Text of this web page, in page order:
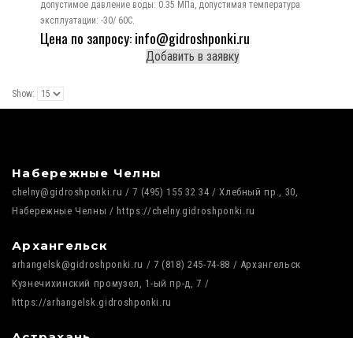
допустимое давление воды: 0.35 МПа, допустимая температура
эксплуатации: -30/ 60C.
Цена по запросу: info@gidroshponki.ru
Добавить в заявку
Show:
Набережные Челны
chelny@gidroshponki.ru / 7 (495) 155 32 34 / Хлебный пр., 30,
Набережные Челны / https://chelny.gidroshponki.ru
Архангельск
arhangelsk@gidroshponki.ru / 7 (818) 245-74-88 / Архангельск
Кузнечихинский промузел, 1-ый пр-д, 7 /
https://arhangelsk.gidroshponki.ru